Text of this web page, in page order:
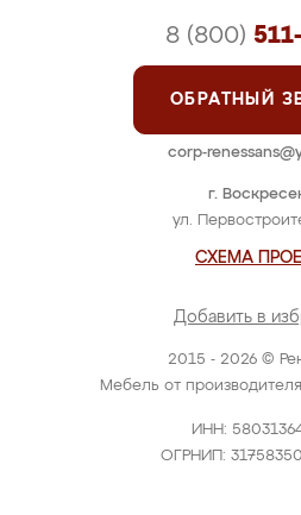
2015 - 2026 ©
Мебель от
ИНН:
ОГРНИП:
г.
ул.
СХЕМА
Добавить в
8 (800)
ОБРАТНЫЙ
corp-